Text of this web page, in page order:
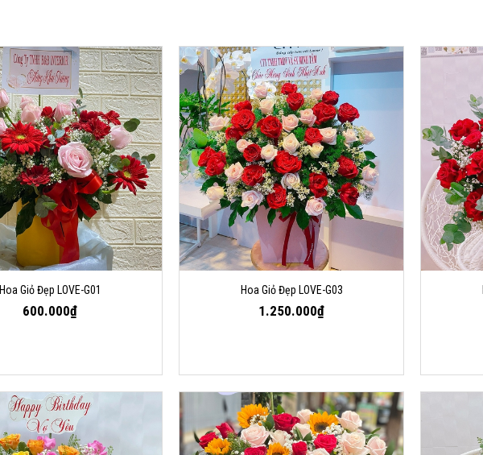
Hoa Giỏ Đẹp LOVE-G01
600.000₫
Hoa Giỏ Đẹp LOVE-G03
1.250.000₫